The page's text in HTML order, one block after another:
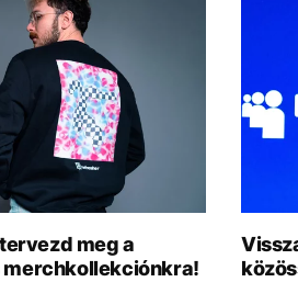
meg a